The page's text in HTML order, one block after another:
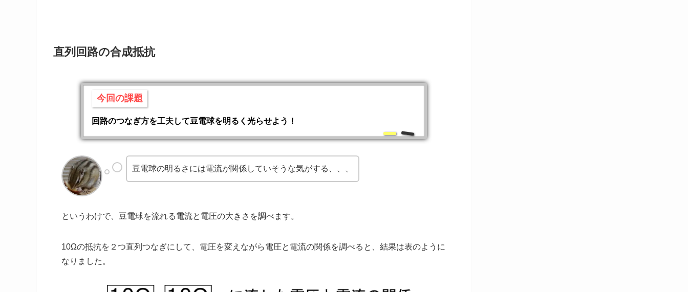
直列回路の合成抵抗
今回の課題
回路のつなぎ方を工夫して豆電球を明るく光らせよう！
豆電球の明るさには電流が関係していそうな気がする、、、
というわけで、豆電球を流れる電流と電圧の大きさを調べます。
10Ωの抵抗を２つ直列つなぎにして、電圧を変えながら電圧と電流の関係を調べると、結果は表のように
なりました。